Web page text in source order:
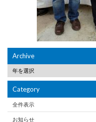
Archive
Category
全件表示
お知らせ